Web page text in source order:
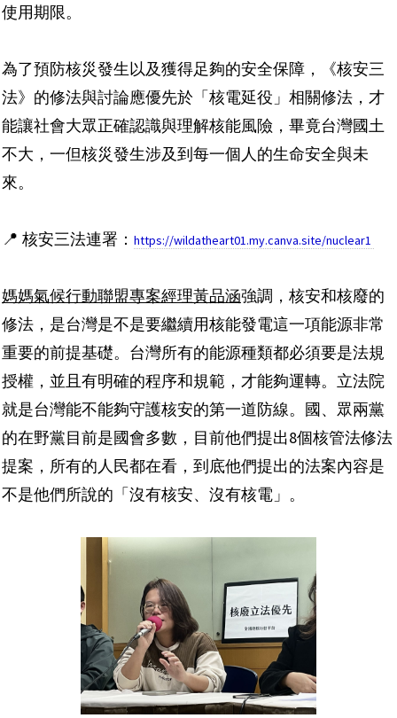
使用期限。
為了預防核災發生以及獲得足夠的安全保障，《核安三
法》的修法與討論應優先於「核電延役」相關修法，才
能讓社會大眾正確認識與理解核能風險，畢竟台灣國土
不大，一但核災發生涉及到每一個人的生命安全與未
來。
📍 核安三法連署： https://wildatheart01.my.canva.site/nuclear1
媽媽氣候行動聯盟專案經理黃品涵強調，核安和核廢的
修法，是台灣是不是要繼續用核能發電這一項能源非常
重要的前提基礎。台灣所有的能源種類都必須要是法規
授權，並且有明確的程序和規範，才能夠運轉。立法院
就是台灣能不能夠守護核安的第一道防線。國、眾兩黨
的在野黨目前是國會多數，目前他們提出8個核管法修法
提案，所有的人民都在看，到底他們提出的法案內容是
不是他們所說的「沒有核安、沒有核電」。